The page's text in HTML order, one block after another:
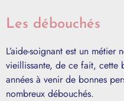
Les débouchés
L’aide-soignant est un
vieillissante, de ce fait, cette
années à venir de bonnes
nombreux débouchés.